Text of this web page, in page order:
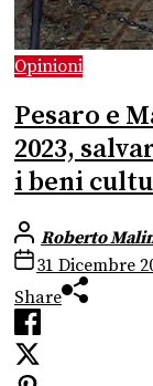
Opinioni
Pesaro e
2023,
i beni
Roberto
31 Dicembre
Share